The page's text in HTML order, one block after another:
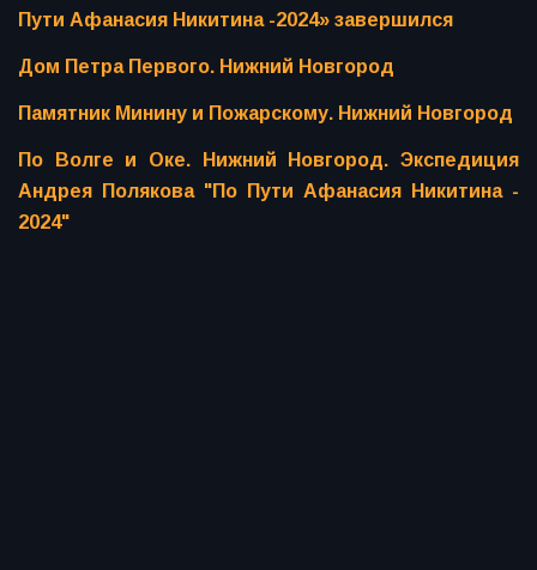
Пути Афанасия Никитина -2024» завершился
Дом Петра Первого. Нижний Новгород
Памятник Минину и Пожарскому. Нижний Новгород
По Волге и Оке. Нижний Новгород. Экспедиция
Андрея Полякова "По Пути Афанасия Никитина -
2024"